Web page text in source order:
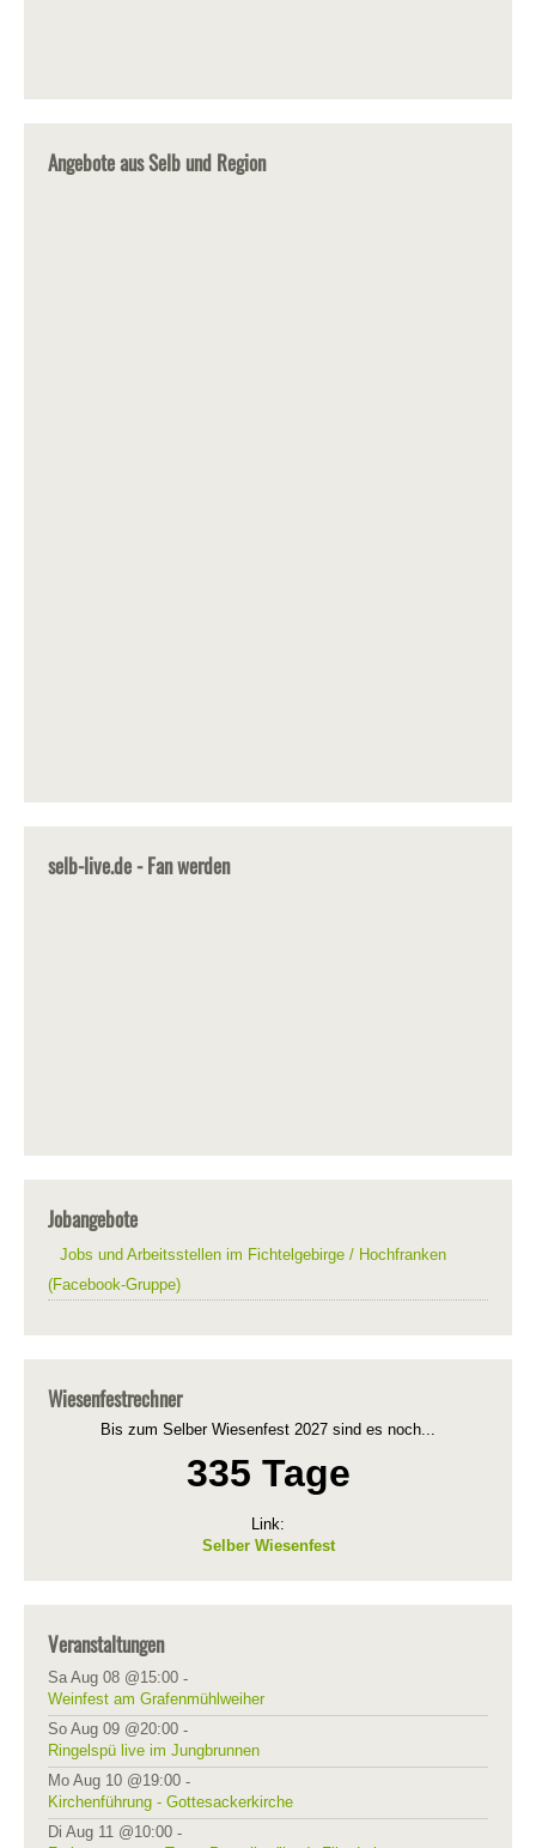
Angebote aus Selb und Region
selb-live.de - Fan werden
Jobangebote
Jobs und Arbeitsstellen im Fichtelgebirge / Hochfranken
(Facebook-Gruppe)
Wiesenfestrechner
Bis zum Selber Wiesenfest 2027 sind es noch...
335 Tage
Link:
Selber Wiesenfest
Veranstaltungen
Sa Aug 08 @15:00 -
Weinfest am Grafenmühlweiher
So Aug 09 @20:00 -
Ringelspü live im Jungbrunnen
Mo Aug 10 @19:00 -
Kirchenführung - Gottesackerkirche
Di Aug 11 @10:00 -